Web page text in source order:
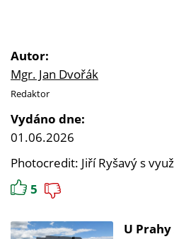
Autor:
Mgr. Jan Dvořák
Redaktor
Vydáno dne:
01.06.2026
Photocredit: Jiří Ryšavý s
5
U